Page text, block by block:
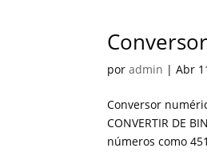
poradmin |Abr
Conversor
CONVERTIR DE
números como